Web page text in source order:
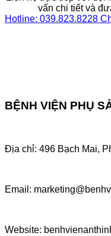
vấn chi tiết và
Hotline: 039.823.8228
BỆNH VIỆN PHỤ
Địa chỉ: 496 Bạch Mai,
Email:
Website: